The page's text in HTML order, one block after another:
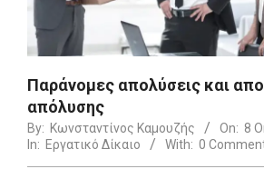
Παράνομες απολύσεις και
απόλυσης
By: Κωνσταντίνος Καμουζής On: 8
In: Εργατικό Δίκαιο With: 0